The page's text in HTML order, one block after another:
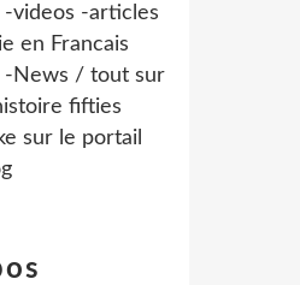
videos -articles
en Francais
-News / tout sur
fifties
sur le portail